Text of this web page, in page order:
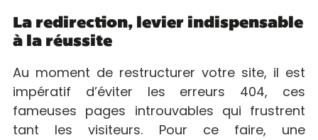
La redirection, levier indispensable
à la réussite
Au moment de restructurer votre site, il est
impératif d’éviter les erreurs 404, ces
fameuses pages introuvables qui frustrent
tant les visiteurs. Pour ce faire, une